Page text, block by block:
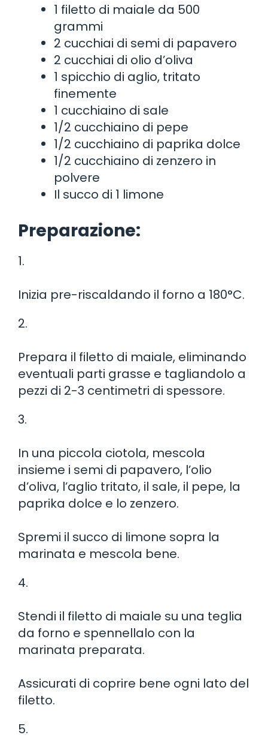
1 filetto di maiale da 500
grammi
2 cucchiai di semi di papavero
2 cucchiai di olio d’oliva
1 spicchio di aglio, tritato
finemente
1 cucchiaino di sale
1/2 cucchiaino di pepe
1/2 cucchiaino di paprika dolce
1/2 cucchiaino di zenzero in
polvere
Il succo di 1 limone
Preparazione:
1.
Inizia pre-riscaldando il forno a 180°C.
2.
Prepara il filetto di maiale, eliminando
eventuali parti grasse e tagliandolo a
pezzi di 2-3 centimetri di spessore.
3.
In una piccola ciotola, mescola
insieme i semi di papavero, l’olio
d’oliva, l’aglio tritato, il sale, il pepe, la
paprika dolce e lo zenzero.
Spremi il succo di limone sopra la
marinata e mescola bene.
4.
Stendi il filetto di maiale su una teglia
da forno e spennellalo con la
marinata preparata.
Assicurati di coprire bene ogni lato del
filetto.
5.